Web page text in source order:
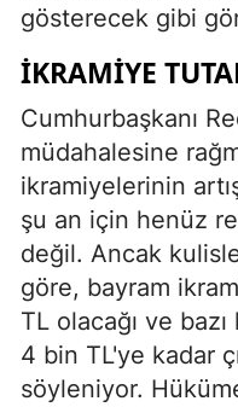
gösterecek gibi
İKRAMIYE
Cumhurbaşkanı
müdahalesine
ikramiyelerinin
şu an için henüz
değil. Ancak
göre, bayram
TL olacağı ve
4 bin TL'ye kadar
söyleniyor.